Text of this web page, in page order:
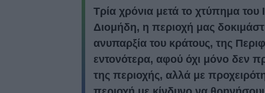
Τρία χρόνια μετά το χτύπημα
Διομήδη, η περιοχή μας
ανυπαρξία του κράτους, της
εντονότερα, αφού όχι μόνο δεν
της περιοχής, αλλά με